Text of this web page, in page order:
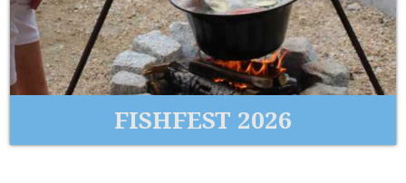
FISHFEST 2026